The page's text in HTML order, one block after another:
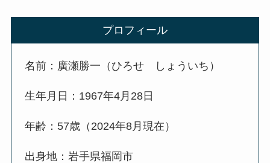
プロフィール
名前：廣瀬勝一（ひろせ しょういち）
生年月日：1967年4月28日
年齢：57歳（2024年8月現在）
出身地：岩手県福岡市